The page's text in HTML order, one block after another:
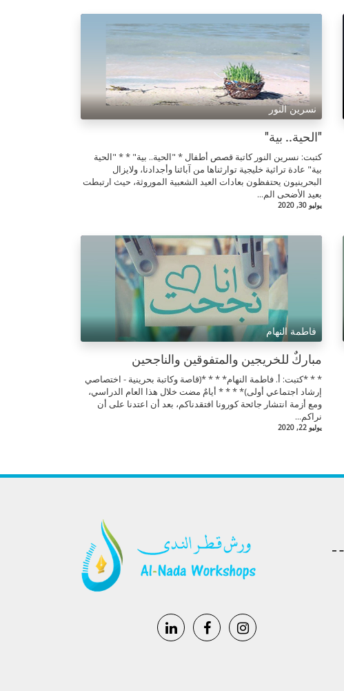
نسرين النور
"الحية.. بية"
كتبت: نسرين النور كاتبة قصص أطفال * "الحية.. بية" * * "الحية
بية" عادة تراثية خليجية توارثناها من آبائنا وأجدادنا، ولايزال
البحرينيون يحتفظون بعادات العيد الشعبية الموروثة، حيث ارتبطت
بعيد الأضحى الم...
يوليو 30, 2020
فاطمة النهام
مباركٌ للخريجين والمتفوقين والناجحين
* * *كتبت: أ. فاطمة النهام* * * *(قاصة وكاتبة بحرينية - اختصاصي
إرشاد اجتماعي أولى)* * * * أيامٌ مضت خلال هذا العام الدراسي،
ومع أزمة انتشار جائحة كورونا افتقدناكم، بعد أن اعتدنا على أن
نراكم...
يوليو 22, 2020